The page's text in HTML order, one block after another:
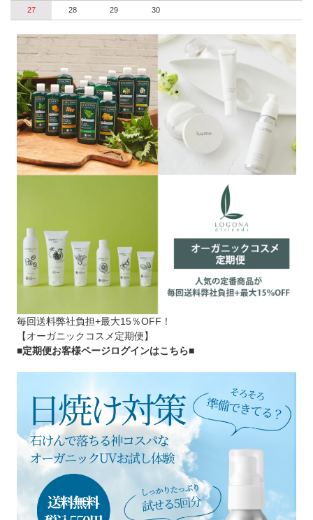
27 28 29 30
毎回送料弊社負担+最大15％OFF！
【オーガニックコスメ定期便】
■定期便お客様ページログインはこちら■